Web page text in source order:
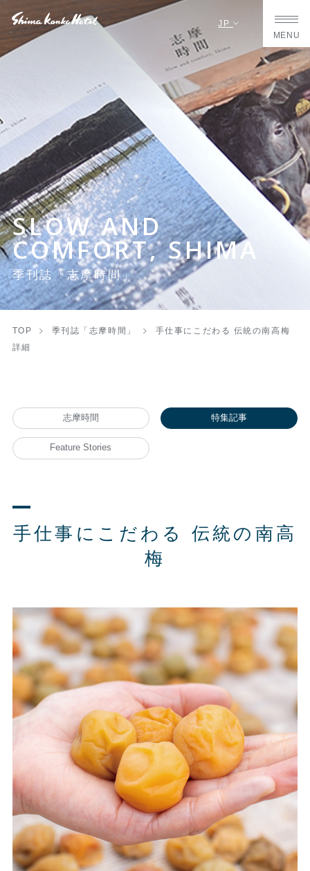
JP
MENU
SLOW AND
COMFORT, SHIMA
季刊誌「志摩時間」
TOP 季刊誌「志摩時間」
手仕事にこだわる 伝統の南高梅
詳細
志摩時間 特集記事
Feature Stories
手仕事にこだわる 伝統の南高
梅